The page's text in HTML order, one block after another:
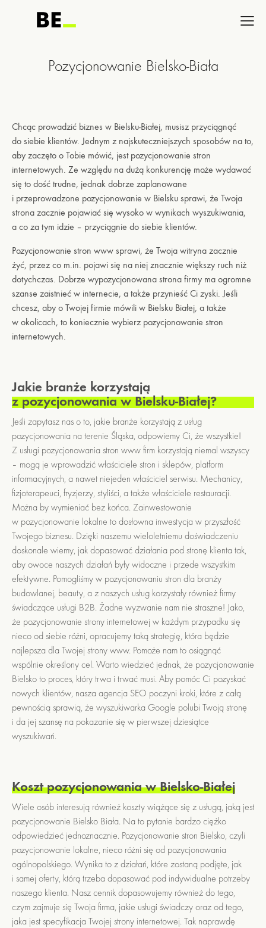
Pozycjonowanie Bielsko-Biała
Chcąc prowadzić biznes w Bielsku-Białej, musisz przyciągnąć
do siebie klientów. Jednym z najskuteczniejszych sposobów na to,
aby zaczęto o Tobie mówić, jest pozycjonowanie stron
internetowych. Ze względu na dużą konkurencję może wydawać
się to dość trudne, jednak dobrze zaplanowane
i przeprowadzone pozycjonowanie w Bielsku sprawi, że Twoja
strona zacznie pojawiać się wysoko w wynikach wyszukiwania,
a co za tym idzie – przyciągnie do siebie klientów.
Pozycjonowanie stron www sprawi, że Twoja witryna zacznie
żyć, przez co m.in. pojawi się na niej znacznie większy ruch niż
dotychczas. Dobrze wypozycjonowana strona firmy ma ogromne
szanse zaistnieć w internecie, a także przynieść Ci zyski. Jeśli
chcesz, aby o Twojej firmie mówili w Bielsku Białej, a także
w okolicach, to koniecznie wybierz pozycjonowanie stron
internetowych.
Jakie branże korzystają
z pozycjonowania w Bielsku-Białej?
Jeśli zapytasz nas o to, jakie branże korzystają z usług
pozycjonowania na terenie Śląska, odpowiemy Ci, że wszystkie!
Z usługi pozycjonowania stron www firm korzystają niemal wszyscy
– mogą je wprowadzić właściciele stron i sklepów, platform
informacyjnych, a nawet niejeden właściciel serwisu. Mechanicy,
fizjoterapeuci, fryzjerzy, styliści, a także właściciele restauracji.
Można by wymieniać bez końca. Zainwestowanie
w pozycjonowanie lokalne to dosłowna inwestycja w przyszłość
Twojego biznesu. Dzięki naszemu wieloletniemu doświadczeniu
doskonale wiemy, jak dopasować działania pod stronę klienta tak,
aby owoce naszych działań były widoczne i przede wszystkim
efektywne. Pomogliśmy w pozycjonowaniu stron dla branży
budowlanej, beauty, a z naszych usług korzystały również firmy
świadczące usługi B2B. Żadne wyzwanie nam nie straszne! Jako,
że pozycjonowanie strony internetowej w każdym przypadku się
nieco od siebie różni, opracujemy taką strategię, która będzie
najlepsza dla Twojej strony www. Pomoże nam to osiągnąć
wspólnie określony cel. Warto wiedzieć jednak, że pozycjonowanie
Bielsko to proces, który trwa i trwać musi. Aby pomóc Ci pozyskać
nowych klientów, nasza agencja SEO poczyni kroki, które z całą
pewnością sprawią, że wyszukiwarka Google polubi Twoją stronę
i da jej szansę na pokazanie się w pierwszej dziesiątce
wyszukiwań.
Koszt pozycjonowania w Bielsko-Białej
Wiele osób interesują również koszty wiążące się z usługą, jaką jest
pozycjonowanie Bielsko Biała. Na to pytanie bardzo ciężko
odpowiedzieć jednoznacznie. Pozycjonowanie stron Bielsko, czyli
pozycjonowanie lokalne, nieco różni się od pozycjonowania
ogólnopolskiego. Wynika to z działań, które zostaną podjęte, jak
i samej oferty, którą trzeba dopasować pod indywidualne potrzeby
naszego klienta. Nasz cennik dopasowujemy również do tego,
czym zajmuje się Twoja firma, jakie usługi świadczy oraz od tego,
jaka jest specyfikacja Twojej strony internetowej. Tak naprawdę